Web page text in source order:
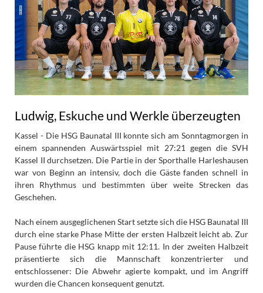
Ludwig, Eskuche und Werkle überzeugten
Kassel - Die HSG Baunatal III konnte sich am Sonntagmorgen in
einem spannenden Auswärtsspiel mit 27:21 gegen die SVH
Kassel II durchsetzen. Die Partie in der Sporthalle Harleshausen
war von Beginn an intensiv, doch die Gäste fanden schnell in
ihren Rhythmus und bestimmten über weite Strecken das
Geschehen.
Nach einem ausgeglichenen Start setzte sich die HSG Baunatal III
durch eine starke Phase Mitte der ersten Halbzeit leicht ab. Zur
Pause führte die HSG knapp mit 12:11. In der zweiten Halbzeit
präsentierte sich die Mannschaft konzentrierter und
entschlossener: Die Abwehr agierte kompakt, und im Angriff
wurden die Chancen konsequent genutzt.